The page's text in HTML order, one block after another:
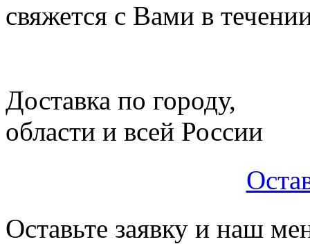
свяжется с Вами в
Доставка по городу,
области и всей России
Оставьте заявку и наш